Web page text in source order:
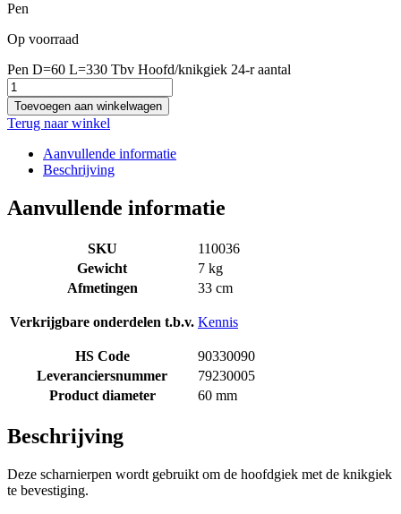
Pen
Op voorraad
Pen D=60 L=330 Tbv Hoofd/knikgiek 24-r aantal
Toevoegen aan winkelwagen
Terug naar winkel
Aanvullende informatie
Beschrijving
Aanvullende informatie
SKU
110036
Gewicht
7 kg
Afmetingen
33 cm
Verkrijgbare onderdelen t.b.v. Kennis
HS Code
90330090
Leveranciersnummer
79230005
Product diameter
60 mm
Beschrijving
Deze scharnierpen wordt gebruikt om de hoofdgiek met de knikgiek
te bevestiging.